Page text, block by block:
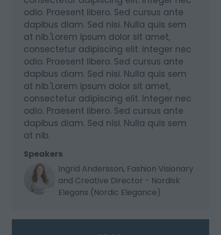
odio. Praesent libero. Sed cursus ante
dapibus diam. Sed nisi. Nulla quis sem
at nib.'Lorem ipsum dolor sit amet,
consectetur adipiscing elit. Integer nec
odio. Praesent libero. Sed cursus ante
dapibus diam. Sed nisi. Nulla quis sem
at nib.'Lorem ipsum dolor sit amet,
consectetur adipiscing elit. Integer nec
odio. Praesent libero. Sed cursus ante
dapibus diam. Sed nisi. Nulla quis sem
at nib.
Speakers
Ingrid Andersson, Fashion Visionary
and Creative Director - Nordisk
Elegans (Nordic Elegance)